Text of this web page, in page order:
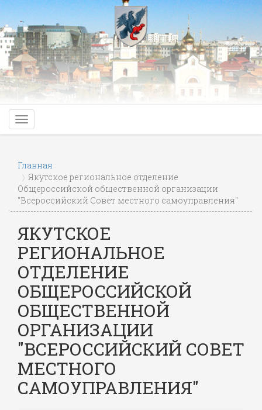
Главная
Якутское региональное отделение
Общероссийской общественной организации
"Всероссийский Совет местного самоуправления"
ЯКУТСКОЕ
РЕГИОНАЛЬНОЕ
ОТДЕЛЕНИЕ
ОБЩЕРОССИЙСКОЙ
ОБЩЕСТВЕННОЙ
ОРГАНИЗАЦИИ
"ВСЕРОССИЙСКИЙ СОВЕТ
МЕСТНОГО
САМОУПРАВЛЕНИЯ"